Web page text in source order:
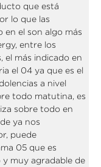
que está
lo que las
el son algo más
entre los
el más indicado en
el 04 ya que es el
a nivel
todo matutina, es
sobre todo en
ya nos
puede
05 que es
muy agradable de